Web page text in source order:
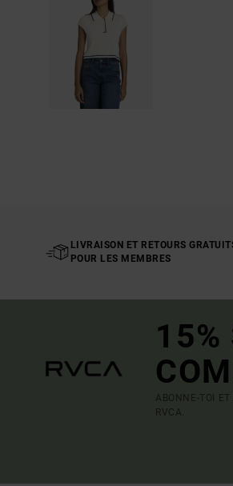
LIVRAISON ET RETOURS
POUR LES MEMBRES
15%
ABONNE-TOI
RVCA.